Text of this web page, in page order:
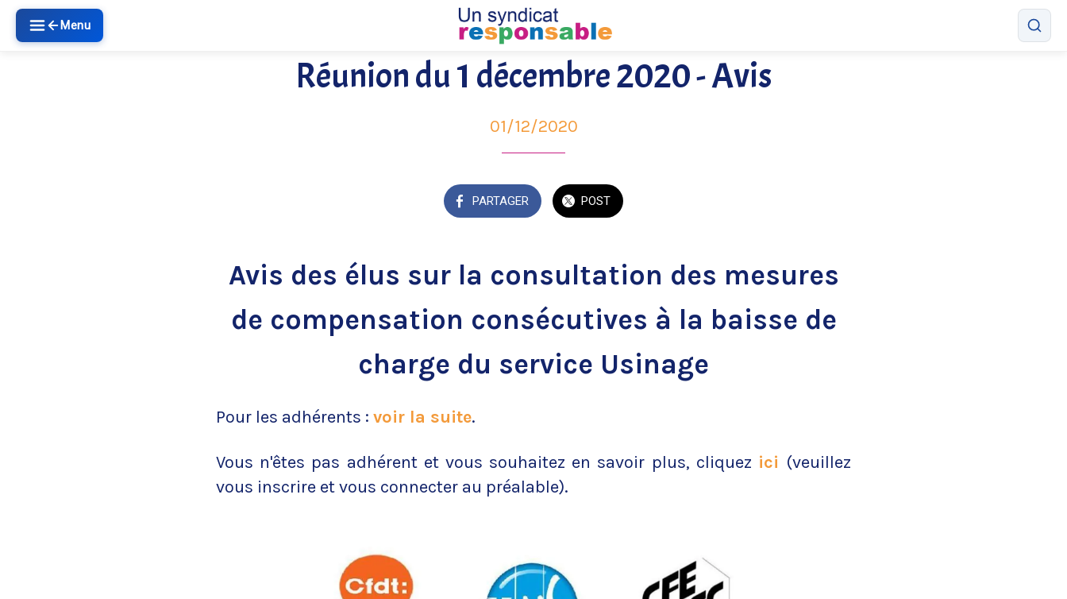
Menu
Réunion du 1 décembre 2020 - Avis
01/12/2020
PARTAGER POST
Avis des élus sur la consultation des mesures
de compensation consécutives à la baisse de
charge du service Usinage
Pour les adhérents : voir la suite.
Vous n'êtes pas adhérent et vous souhaitez en savoir plus, cliquez ici (veuillez
vous inscrire et vous connecter au préalable).